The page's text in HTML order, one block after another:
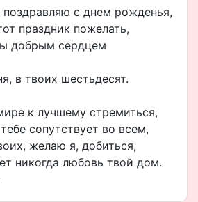
с днем рожденья,
праздник пожелать,
добрым сердцем
в твоих шестьдесят.
к лучшему стремиться,
сопутствует во всем,
желаю я, добиться,
никогда любовь твой дом.